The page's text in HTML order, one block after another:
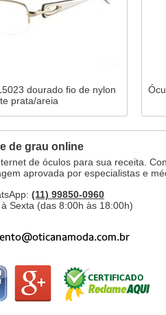
dourado fio de nylon
prata/areia
de grau online
de óculos para sua receita.
aprovada por especialistas e
(11) 99850-0960
Sexta (das 8:00h às 18:00h)